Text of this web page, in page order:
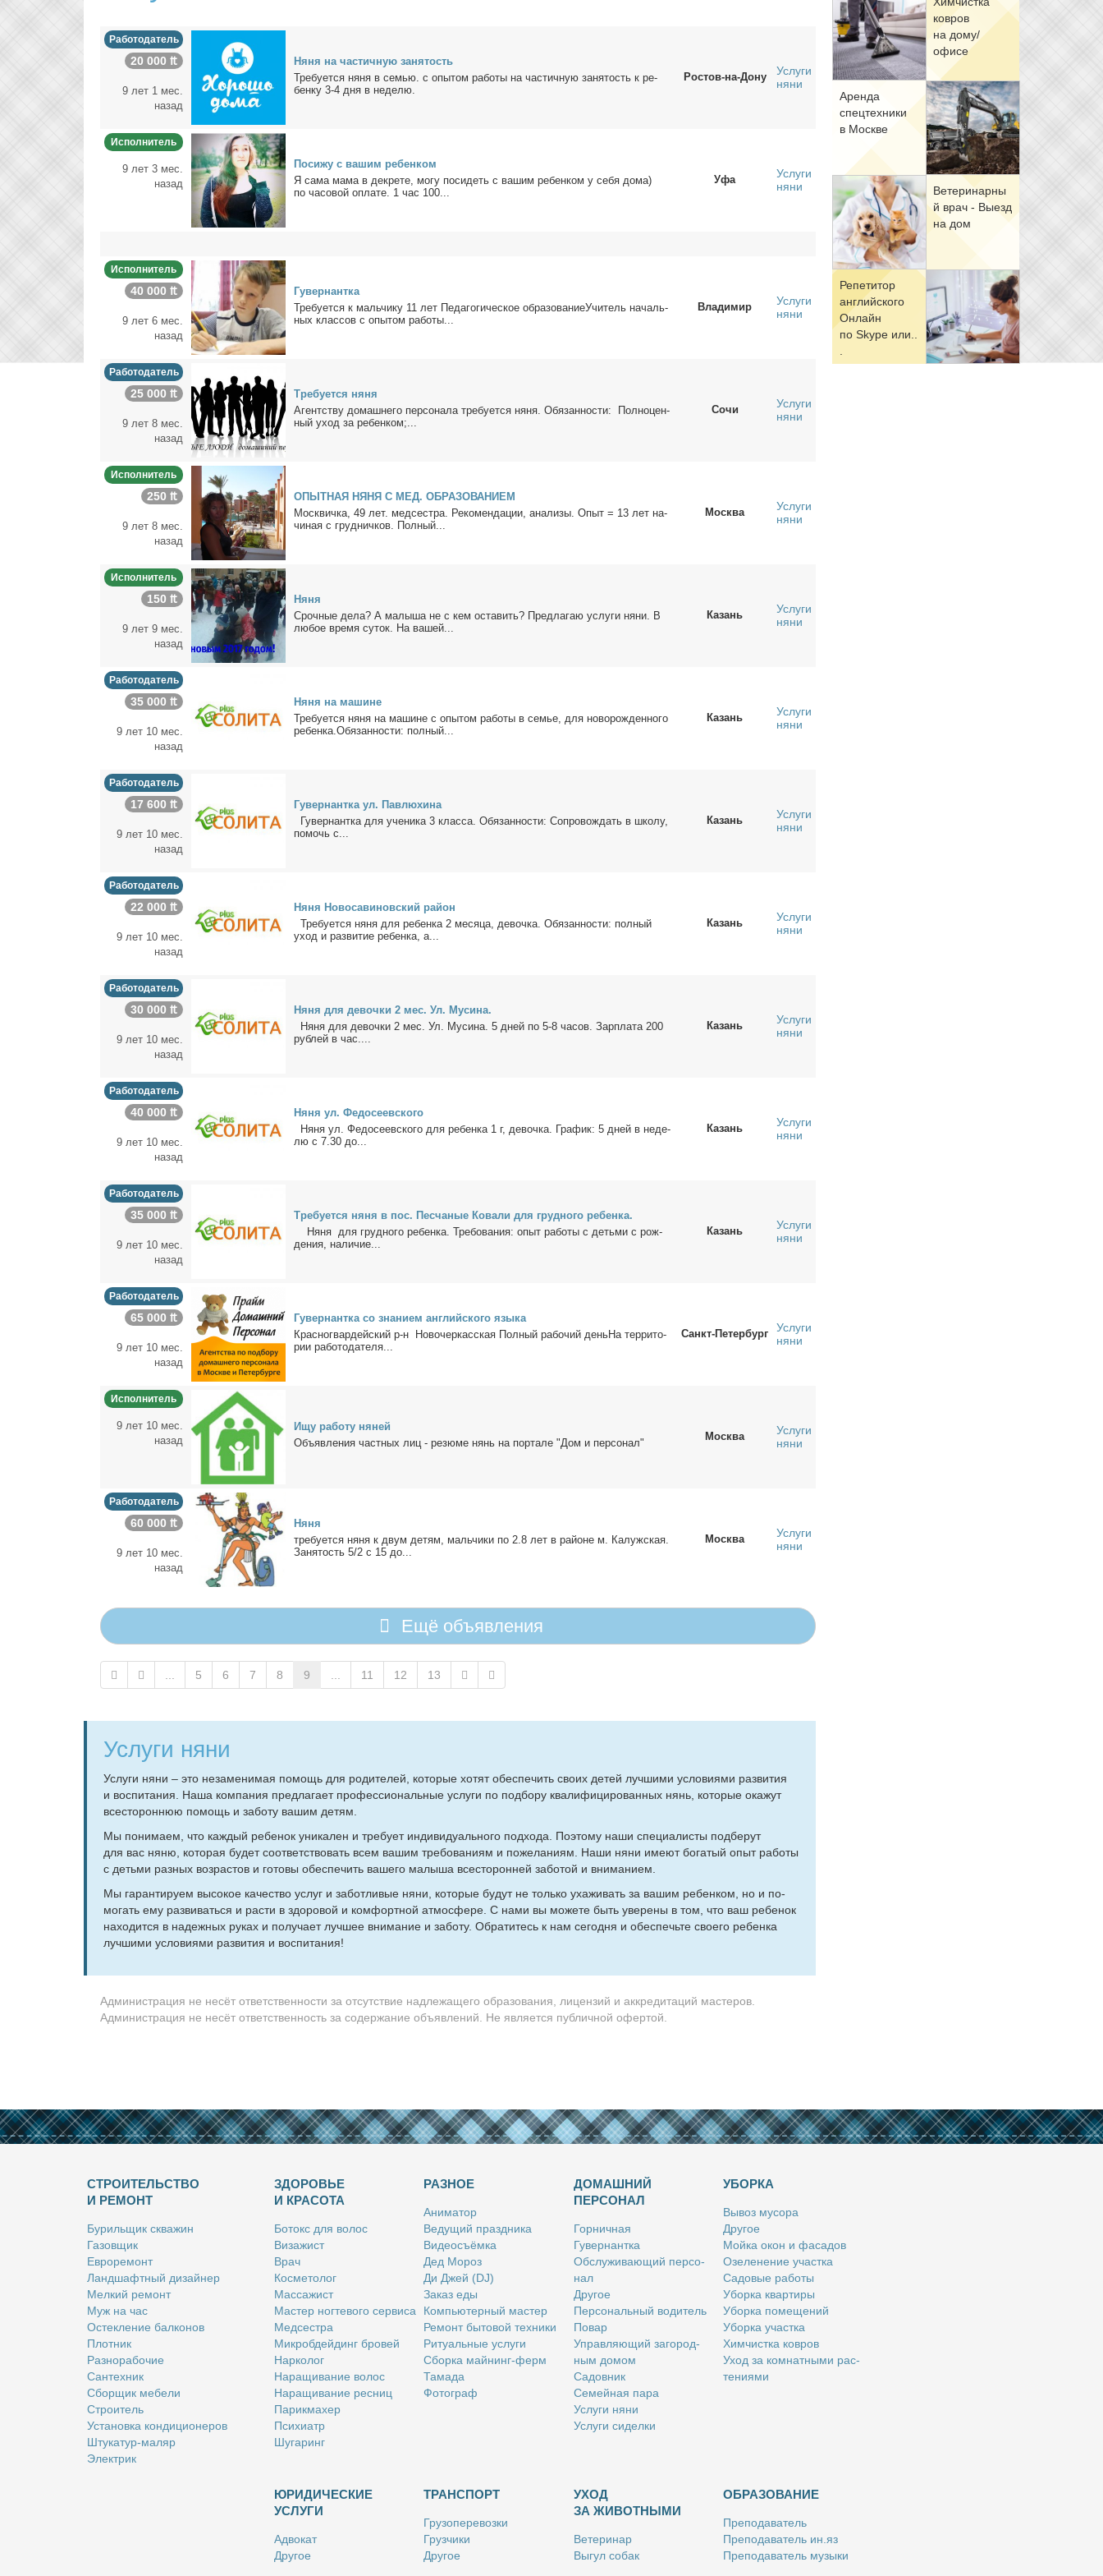
ков­ров
на до­му/
офи­се
Арен­да
спец­тех­ни­ки
в Москве
Ве­те­ри­нар­ны
й врач - Вы­езд
на дом
Ре­пе­ти­тор
ан­глий­ско­го
Он­лайн
по Skype или..
Работодатель
20 000 ₶
9 лет 1 мес.
назад
Ня­ня на ча­стич­ную за­ня­тость
Тре­бу­ет­ся ня­ня в се­мью. с опы­том ра­бо­ты на ча­стич­ную за­ня­тость к ре­
бен­ку 3-4 дня в неде­лю.
Ростов-на-Дону
Услуги
няни
Исполнитель
9 лет 3 мес.
назад
По­си­жу с ва­шим ре­бен­ком
Я са­ма ма­ма в де­кре­те, мо­гу по­си­деть с ва­шим ре­бен­ком у се­бя до­ма)
по ча­со­вой опла­те. 1 час 100...
Уфа
Услуги
няни
Исполнитель
40 000 ₶
9 лет 6 мес.
назад
Гу­вер­нант­ка
Тре­бу­ет­ся к маль­чи­ку 11 лет Пе­да­го­ги­че­ское образованиеУчитель на­чаль­
ных клас­сов с опы­том ра­бо­ты...
Владимир
Услуги
няни
Работодатель
25 000 ₶
9 лет 8 мес.
назад
Тре­бу­ет­ся ня­ня
Агент­ству до­маш­не­го пер­со­на­ла тре­бу­ет­ся ня­ня. Обя­зан­но­сти: Пол­но­цен­
ный уход за ре­бен­ком;...
Сочи
Услуги
няни
Исполнитель
250 ₶
9 лет 8 мес.
назад
ОПЫТНАЯ НЯНЯ С МЕД. ОБРАЗОВАНИЕМ
Моск­вич­ка, 49 лет. мед­сест­ра. Ре­ко­мен­да­ции, ана­ли­зы. Опыт = 13 лет на­
чи­ная с груд­нич­ков. Пол­ный...
Москва
Услуги
няни
Исполнитель
150 ₶
9 лет 9 мес.
назад
Ня­ня
Сроч­ные де­ла? А ма­лы­ша не с кем оста­вить? Пред­ла­гаю услу­ги ня­ни. В
лю­бое вре­мя су­ток. На ва­шей...
Казань
Услуги
няни
Работодатель
35 000 ₶
9 лет 10 мес.
назад
Ня­ня на ма­шине
Тре­бу­ет­ся ня­ня на ма­шине с опы­том ра­бо­ты в се­мье, для но­во­рож­ден­но­го
ре­бен­ка.Обя­зан­но­сти: пол­ный...
Казань
Услуги
няни
Работодатель
17 600 ₶
9 лет 10 мес.
назад
Гу­вер­нант­ка ул. Пав­лю­хи­на
Гу­вер­нант­ка для уче­ни­ка 3 клас­са. Обя­зан­но­сти: Со­про­вож­дать в шко­лу,
по­мочь с...
Казань
Услуги
няни
Работодатель
22 000 ₶
9 лет 10 мес.
назад
Ня­ня Но­во­са­ви­нов­ский рай­он
Тре­бу­ет­ся ня­ня для ре­бен­ка 2 ме­ся­ца, де­воч­ка. Обя­зан­но­сти: пол­ный
уход и раз­ви­тие ре­бен­ка, а...
Казань
Услуги
няни
Работодатель
30 000 ₶
9 лет 10 мес.
назад
Ня­ня для де­воч­ки 2 мес. Ул. Му­си­на.
Ня­ня для де­воч­ки 2 мес. Ул. Му­си­на. 5 дней по 5-8 ча­сов. Зар­пла­та 200
руб­лей в час....
Казань
Услуги
няни
Работодатель
40 000 ₶
9 лет 10 мес.
назад
Ня­ня ул. Фе­до­се­ев­ско­го
Ня­ня ул. Фе­до­се­ев­ско­го для ре­бен­ка 1 г, де­воч­ка. Гра­фик: 5 дней в неде­
лю с 7.30 до...
Казань
Услуги
няни
Работодатель
35 000 ₶
9 лет 10 мес.
назад
Тре­бу­ет­ся ня­ня в пос. Пес­ча­ные Ко­ва­ли для груд­но­го ре­бен­ка.
Ня­ня для груд­но­го ре­бен­ка. Тре­бо­ва­ния: опыт ра­бо­ты с детьми с рож­
де­ния, на­ли­чие...
Казань
Услуги
няни
Работодатель
65 000 ₶
9 лет 10 мес.
назад
Гу­вер­нант­ка со зна­ни­ем ан­глий­ско­го язы­ка
Крас­но­гвар­дей­ский р-н Но­во­чер­кас­ская Пол­ный ра­бо­чий деньНа тер­ри­то­
рии ра­бо­то­да­те­ля...
Санкт-Петербург
Услуги
няни
Исполнитель
9 лет 10 мес.
назад
Ищу ра­бо­ту ня­ней
Объ­яв­ле­ния част­ных лиц - ре­зю­ме нянь на пор­та­ле "Дом и пер­со­нал"
Москва
Услуги
няни
Работодатель
60 000 ₶
9 лет 10 мес.
назад
Ня­ня
тре­бу­ет­ся ня­ня к двум де­тям, маль­чи­ки по 2.8 лет в рай­оне м. Ка­луж­ская.
За­ня­тость 5/2 с 15 до...
Москва
Услуги
няни
Ещё объявления
5 6 7 8 9 11 12 13
Услуги няни
Услу­ги ня­ни – это неза­ме­ни­мая по­мощь для ро­ди­те­лей, ко­то­рые хо­тят обес­пе­чить сво­их де­тей луч­ши­ми усло­ви­я­ми раз­ви­тия
и вос­пи­та­ния. На­ша ком­па­ния пред­ла­га­ет про­фес­сио­наль­ные услу­ги по под­бо­ру ква­ли­фи­ци­ро­ван­ных нянь, ко­то­рые ока­жут
все­сто­рон­нюю по­мощь и за­бо­ту ва­шим де­тям.
Мы по­ни­ма­ем, что каж­дый ре­бе­нок уни­ка­лен и тре­бу­ет ин­ди­ви­ду­аль­но­го под­хо­да. По­это­му на­ши спе­ци­а­ли­сты под­бе­рут
для вас ня­ню, ко­то­рая бу­дет со­от­вет­ство­вать всем ва­шим тре­бо­ва­ни­ям и по­же­ла­ни­ям. На­ши ня­ни име­ют бо­га­тый опыт ра­бо­ты
с детьми раз­ных воз­рас­тов и го­то­вы обес­пе­чить ва­ше­го ма­лы­ша все­сто­рон­ней за­бо­той и вни­ма­ни­ем.
Мы га­ран­ти­ру­ем вы­со­кое ка­че­ство услуг и за­бот­ли­вые ня­ни, ко­то­рые бу­дут не толь­ко уха­жи­вать за ва­шим ре­бен­ком, но и по­
мо­гать ему раз­ви­вать­ся и рас­ти в здо­ро­вой и ком­форт­ной ат­мо­сфе­ре. С на­ми вы мо­же­те быть уве­ре­ны в том, что ваш ре­бе­нок
на­хо­дит­ся в на­деж­ных ру­ках и по­лу­ча­ет луч­шее вни­ма­ние и за­бо­ту. Об­ра­ти­тесь к нам се­го­дня и обес­печь­те сво­е­го ре­бен­ка
луч­ши­ми усло­ви­я­ми раз­ви­тия и вос­пи­та­ния!
Администрация не несёт ответственности за отсутствие надлежащего образования, лицензий и аккредитаций мастеров.
Администрация не несёт ответственность за содержание объявлений. Не является публичной офертой.
СТРОИТЕЛЬСТВО
И РЕМОНТ
Бу­риль­щик сква­жин
Га­зов­щик
Ев­ро­ре­монт
Ланд­шафт­ный ди­зай­нер
Мел­кий ре­монт
Муж на час
Остек­ле­ние бал­ко­нов
Плот­ник
Раз­но­ра­бо­чие
Сан­тех­ник
Сбор­щик ме­бе­ли
Стро­и­тель
Уста­нов­ка кон­ди­ци­о­не­ров
Шту­ка­тур-ма­ляр
Элек­трик
ЗДОРОВЬЕ
И КРАСОТА
Бо­токс для во­лос
Ви­за­жист
Врач
Кос­ме­то­лог
Мас­са­жист
Ма­стер ног­те­во­го сер­ви­са
Мед­сест­ра
Мик­роб­дей­динг бро­вей
Нар­ко­лог
На­ра­щи­ва­ние во­лос
На­ра­щи­ва­ние рес­ниц
Па­рик­махер
Пси­хи­атр
Шу­га­ринг
РАЗНОЕ
Ани­ма­тор
Ве­ду­щий празд­ни­ка
Ви­део­съём­ка
Дед Мо­роз
Ди Джей (DJ)
За­каз еды
Ком­пью­тер­ный ма­стер
Ре­монт бы­то­вой тех­ни­ки
Ри­ту­аль­ные услу­ги
Сбор­ка май­нинг-ферм
Та­ма­да
Фо­то­граф
ДОМАШНИЙ
ПЕРСОНАЛ
Гор­нич­ная
Гу­вер­нант­ка
Об­слу­жи­ва­ю­щий пер­со­
нал
Дру­гое
Пер­со­наль­ный во­ди­тель
По­вар
Управ­ля­ю­щий за­го­род­
ным до­мом
Са­дов­ник
Се­мей­ная па­ра
Услу­ги ня­ни
Услу­ги си­дел­ки
УБОРКА
Вы­воз му­со­ра
Дру­гое
Мой­ка окон и фа­са­дов
Озе­ле­не­ние участ­ка
Са­до­вые ра­бо­ты
Убор­ка квар­ти­ры
Убор­ка по­ме­ще­ний
Убор­ка участ­ка
Хим­чист­ка ков­ров
Уход за ком­нат­ны­ми рас­
те­ни­я­ми
ЮРИДИЧЕСКИЕ
УСЛУГИ
Адво­кат
Дру­гое
ТРАНСПОРТ
Гру­зо­пе­ре­воз­ки
Груз­чи­ки
Дру­гое
УХОД
ЗА ЖИВОТНЫМИ
Ве­те­ри­нар
Вы­гул со­бак
ОБРАЗОВАНИЕ
Пре­по­да­ва­тель
Пре­по­да­ва­тель ин.яз
Пре­по­да­ва­тель му­зы­ки